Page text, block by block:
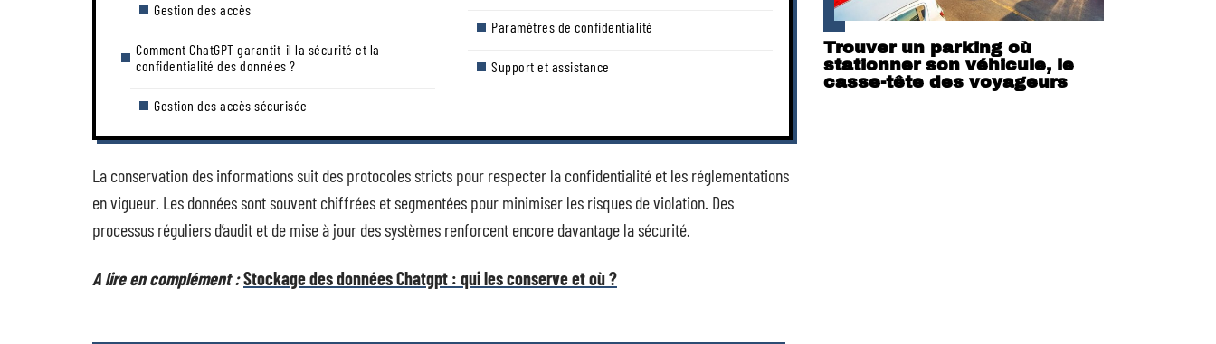
Gestion des accès
Comment ChatGPT garantit-il la sécurité et la
confidentialité des données ?
Gestion des accès sécurisée
Paramètres de confidentialité
Support et assistance
La conservation des informations suit des protocoles stricts pour respecter la confidentialité et les réglementations
en vigueur. Les données sont souvent chiffrées et segmentées pour minimiser les risques de violation. Des
processus réguliers d’audit et de mise à jour des systèmes renforcent encore davantage la sécurité.
A lire en complément :Stockage des données Chatgpt : qui les conserve et où ?
Trouver un parking où
stationner son véhicule, le
casse-tête des voyageurs